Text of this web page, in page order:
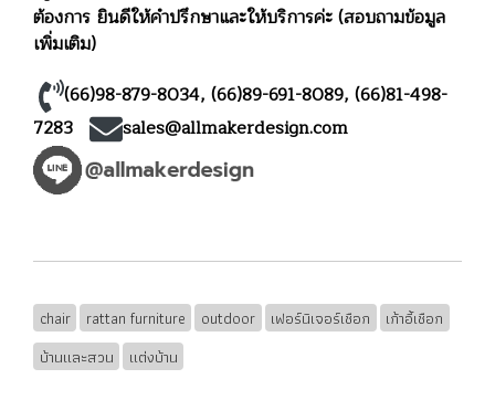
ต้องการ ยินดีให้คำปรึกษาและให้บริการค่ะ (สอบถามข้อมูล
เพิ่มเติม)
(66)98-879-8034, (66)89-691-8089, (66)81-498-
7283
sales@allmakerdesign.com
chair rattan furniture outdoor เฟอร์นิเจอร์เชือก
เก้าอี้เชือก
บ้านและสวน
แต่งบ้าน